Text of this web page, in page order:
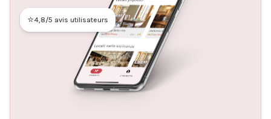
⭐4,8/5 avis utilisateurs